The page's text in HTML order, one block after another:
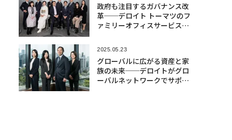
政府も注目するガバナンス改
革──デロイト トーマツのフ
ァミリーオフィスサービスが
2025.05.23
グローバルに広がる資産と家
族の未来──デロイトがグロ
ーバルネットワークでサポー